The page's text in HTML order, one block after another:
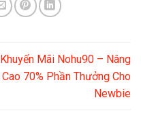
Khuyến Mãi Nohu90 – Nâng
Cao 70% Phần Thưởng Cho
Newbie